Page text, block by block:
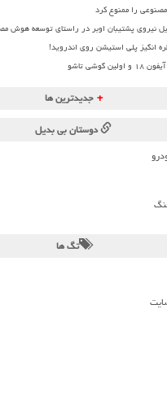
را ممنوع کرد
نیروی پشتیبان اوبر در راستای توسعه هوش
انگیز پلی استیشن روی اندروید!
گوشی تاشو
+ جدیدترین ها
دوستان بی بدیل
تگ ها